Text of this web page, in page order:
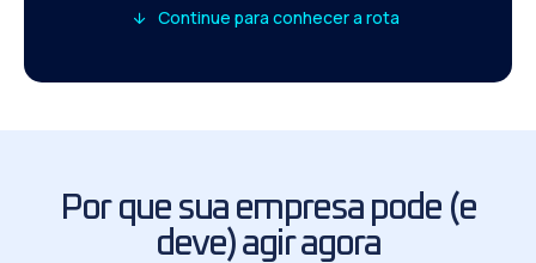
Continue para conhecer a rota
Por que sua empresa pode (e
deve) agir agora